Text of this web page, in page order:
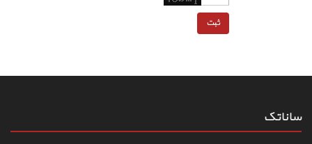
ساناتک